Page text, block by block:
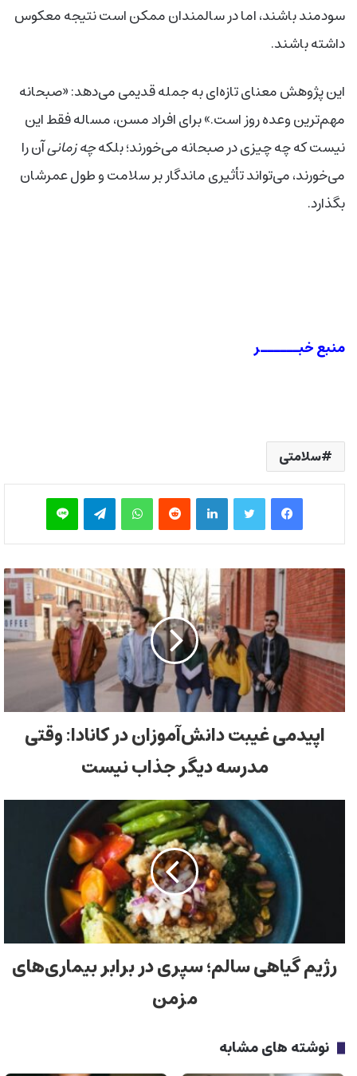
سودمند باشند، اما در سالمندان ممکن است نتیجه معکوس
داشته باشند.
این پژوهش معنای تازه‌ای به جمله قدیمی می‌دهد: «صبحانه
مهم‌ترین وعده روز است.» برای افراد مسن، مساله فقط این
نیست که چه چیزی در صبحانه می‌خورند؛ بلکهچه زمانیآن را
می‌خورند، می‌تواند تأثیری ماندگار بر سلامت و طول عمرشان
بگذارد.
منبع خبــــــر
سلامتی
فیس بوک توییتر لینکدین‫رددیت واتس آپ تلگرام لاین
اپیدمی غیبت دانش‌آموزان در کانادا: وقتی
مدرسه دیگر جذاب نیست
رژیم گیاهی سالم؛ سپری در برابر بیماری‌های
مزمن
نوشته های مشابه